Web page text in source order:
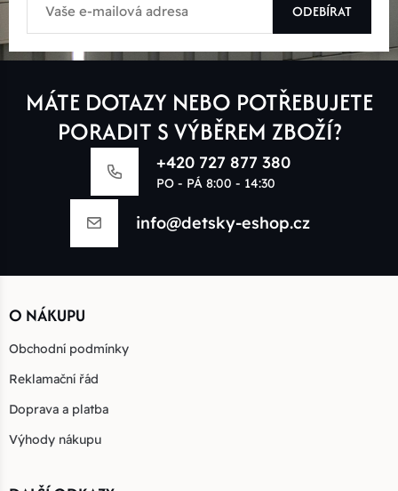
ODEBÍRAT
MÁTE DOTAZY NEBO POTŘEBUJETE
PORADIT S VÝBĚREM ZBOŽÍ?
+420 727 877 380
PO - PÁ 8:00 - 14:30
info@detsky-eshop.cz
O NÁKUPU
Obchodní podmínky
Reklamační řád
Doprava a platba
Výhody nákupu